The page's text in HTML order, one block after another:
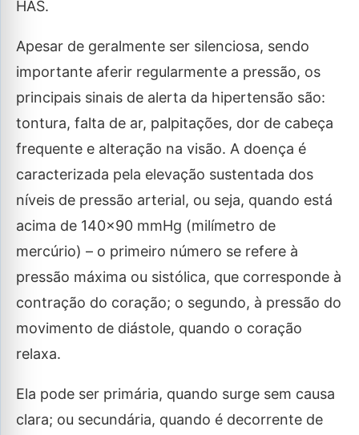
HAS.
Apesar de geralmente ser silenciosa, sendo
importante aferir regularmente a pressão, os
principais sinais de alerta da hipertensão são:
tontura, falta de ar, palpitações, dor de cabeça
frequente e alteração na visão. A doença é
caracterizada pela elevação sustentada dos
níveis de pressão arterial, ou seja, quando está
acima de 140×90 mmHg (milímetro de
mercúrio) – o primeiro número se refere à
pressão máxima ou sistólica, que corresponde à
contração do coração; o segundo, à pressão do
movimento de diástole, quando o coração
relaxa.
Ela pode ser primária, quando surge sem causa
clara; ou secundária, quando é decorrente de